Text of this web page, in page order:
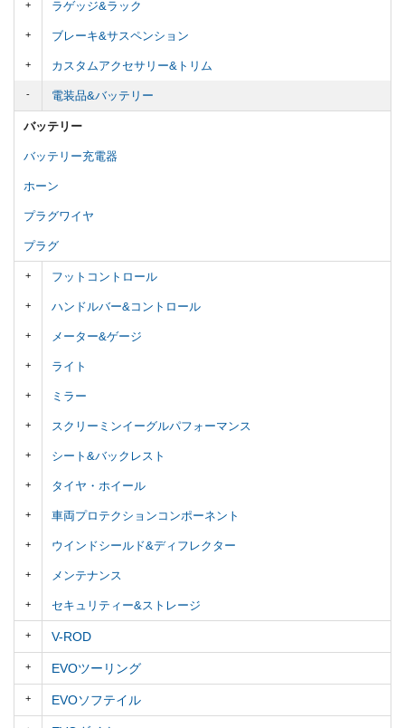
ラゲッジ&ラック
ブレーキ&サスペンション
カスタムアクセサリー&トリム
電装品&バッテリー
バッテリー
バッテリー充電器
ホーン
プラグワイヤ
プラグ
フットコントロール
ハンドルバー&コントロール
メーター&ゲージ
ライト
ミラー
スクリーミンイーグルパフォーマンス
シート&バックレスト
タイヤ・ホイール
車両プロテクションコンポーネント
ウインドシールド&ディフレクター
メンテナンス
セキュリティー&ストレージ
V-ROD
EVOツーリング
EVOソフテイル